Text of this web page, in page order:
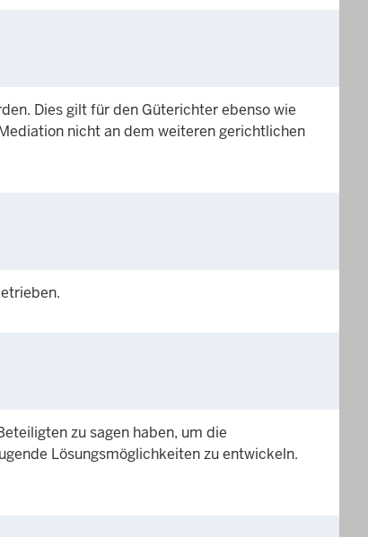
Dies gilt für den Güterichter ebenso wie
nicht an dem weiteren gerichtlichen
zu sagen haben, um die
Lösungsmöglichkeiten zu entwickeln.